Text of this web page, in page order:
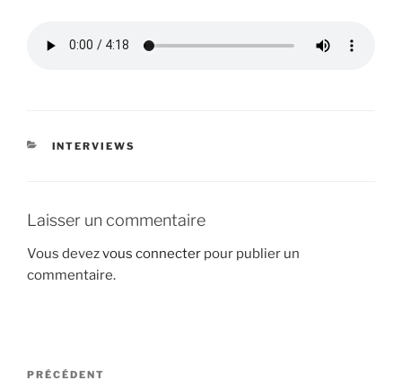
CATÉGORIES
INTERVIEWS
Laisser un commentaire
Vous devezvous connecter pour publier un
commentaire.
Navigation
Article
PRÉCÉDENT